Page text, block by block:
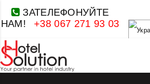
ЗАТЕЛЕФОНУЙТЕ
НАМ!
+38 067 271 93 03